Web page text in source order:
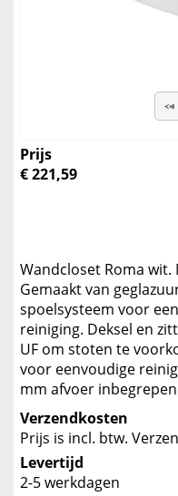
Prijs
€ 221,59
Wandcloset Roma
Gemaakt van
spoelsysteem voor
reiniging. Deksel en
UF om stoten te
voor eenvoudige
mm afvoer
Verzendkosten
Prijs is incl. btw.
Levertijd
2-5 werkdagen